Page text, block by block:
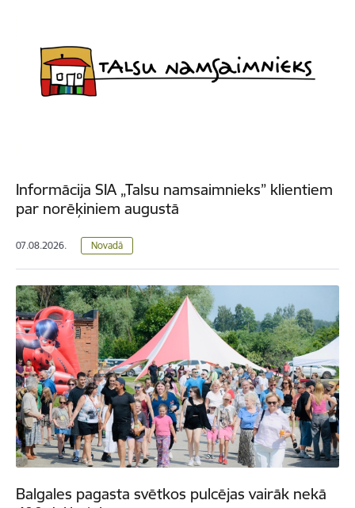
Informācija SIA „Talsu namsaimnieks” klientiem
par norēķiniem augustā
07.08.2026. Novadā
Balgales pagasta svētkos pulcējas vairāk nekā